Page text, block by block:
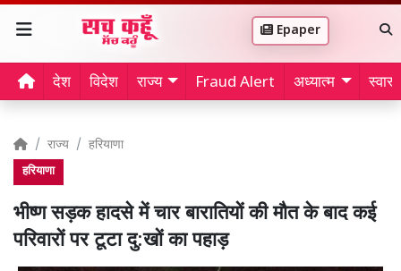
Epaper
देश विदेश राज्य Fraud Alert अध्यात्म
राज्य हरियाणा
हरियाणा
भीष्ण सड़क हादसे में चार बारातियों की मौत के बाद कई
परिवारों पर टूटा दु:खों का पहाड़